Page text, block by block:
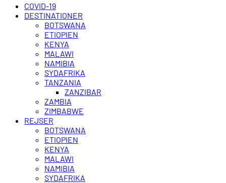
COVID-19
DESTINATIONER
BOTSWANA
ETIOPIEN
KENYA
MALAWI
NAMIBIA
SYDAFRIKA
TANZANIA
ZANZIBAR
ZAMBIA
ZIMBABWE
REJSER
BOTSWANA
ETIOPIEN
KENYA
MALAWI
NAMIBIA
SYDAFRIKA